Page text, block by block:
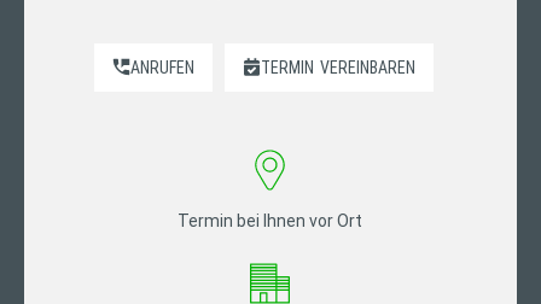
ANRUFEN TERMIN VEREINBAREN
Termin bei Ihnen vor Ort